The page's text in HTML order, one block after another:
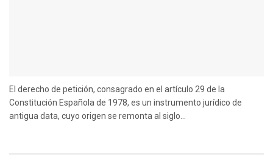
El derecho de petición, consagrado en el artículo 29 de la
Constitución Española de 1978, es un instrumento jurídico de
antigua data, cuyo origen se remonta al siglo...